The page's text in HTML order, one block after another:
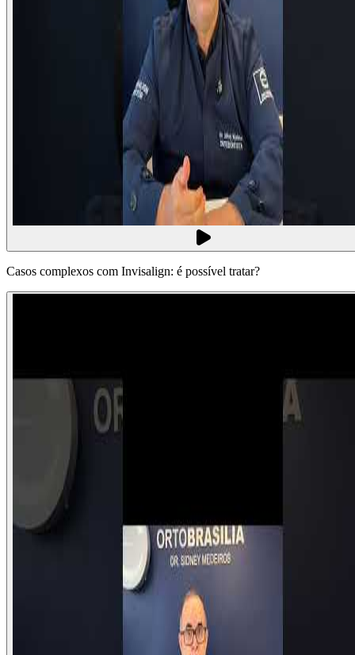
Casos complexos com Invisalign: é possível tratar?